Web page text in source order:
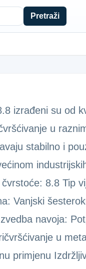
Pretraži
izrađeni su od
u
stabilno i
8.8 Tip
Vanjski
navoja:
u
primjenu